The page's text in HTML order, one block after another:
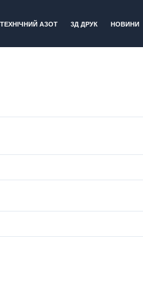
ТЕХНІЧНИЙ АЗОТ 3Д ДРУК НОВИНИ